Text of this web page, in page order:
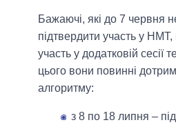
Бажаючі, які до 7 червня
підтвердити участь у
участь у додатковій сесії
цього вони повинні
алгоритму:
з 8 по 18 липня –